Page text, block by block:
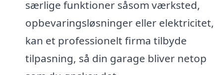
særlige funktioner såsom værksted,
opbevaringsløsninger eller elektricitet,
kan et professionelt firma tilbyde
tilpasning, så din garage bliver netop